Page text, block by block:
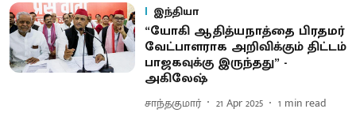
இந்தியா
“யோகி ஆதித்யநாத்தை பிரதமர்
வேட்பாளராக அறிவிக்கும் திட்டம்
பாஜகவுக்கு இருந்தது” -
அகிலேஷ்
சாந்தகுமார் 21 Apr 2025 1 min read